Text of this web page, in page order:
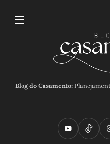
Blog do Casamento:
Y
T